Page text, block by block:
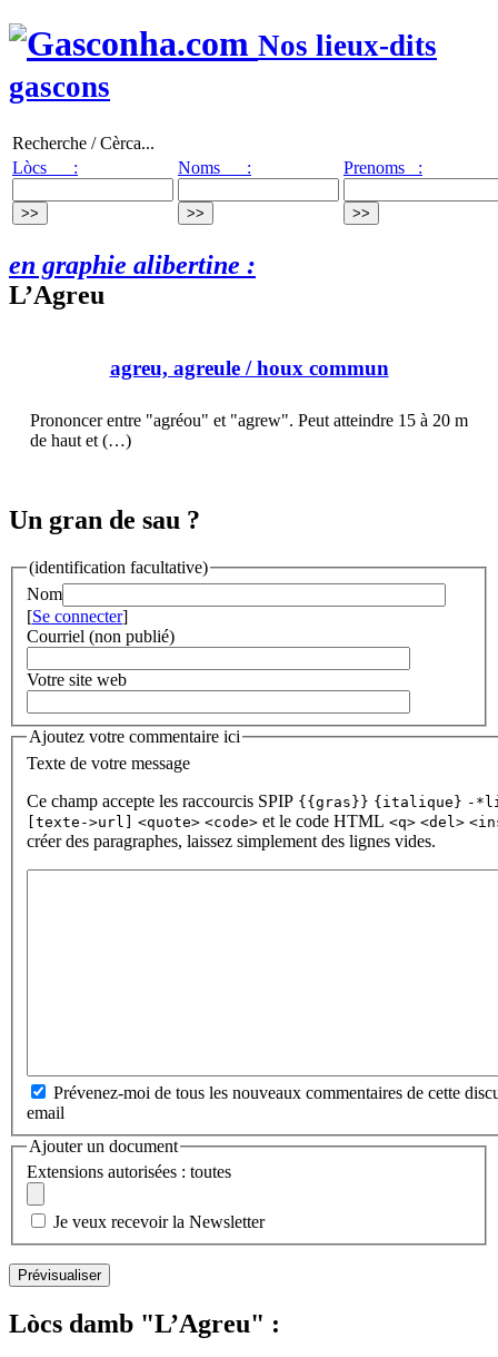
Nos lieux-dits
gascons
Recherche / Cèrca...
Lòcs :
Noms : Prenoms :
en graphie alibertine :
L’Agreu
agreu, agreule/ houx commun
Prononcer entre "agréou" et "agrew". Peut atteindre 15 à 20 m
de haut et (…)
Un gran de sau ?
(identification facultative)
Nom
[Se connecter]
Courriel (non publié)
Votre site web
Ajoutez votre commentaire ici
Texte de votre message
Ce champ accepte les raccourcis SPIP {{gras}} {italique} -
[texte->url] <quote> <code> et le code HTML <q> <del>
créer des paragraphes, laissez simplement des lignes vides.
Prévenez-moi de tous les nouveaux commentaires de cette
email
Ajouter un document
Extensions autorisées : toutes
Je veux recevoir la Newsletter
Lòcs damb "L’Agreu" :